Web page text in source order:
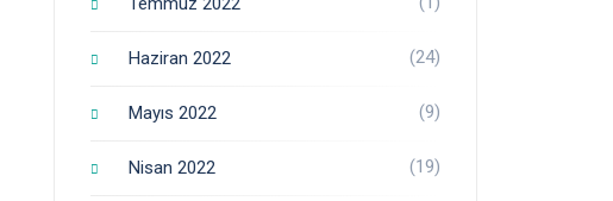
Haziran 2022 (24)
Mayıs 2022 (9)
Nisan 2022 (19)